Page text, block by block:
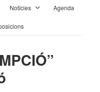
Notícies Agenda